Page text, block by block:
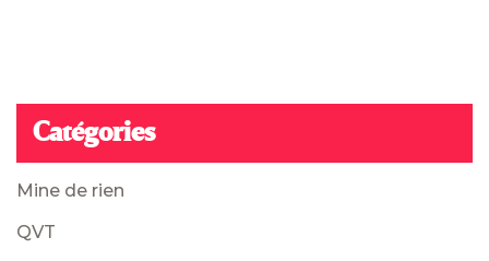
Catégories
Mine de rien
QVT